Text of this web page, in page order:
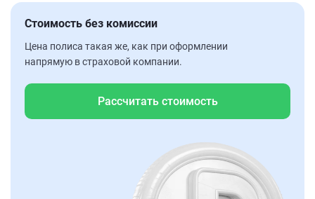
Стоимость без комиссии
Цена полиса такая же, как при оформлении
напрямую в страховой компании.
Рассчитать стоимость